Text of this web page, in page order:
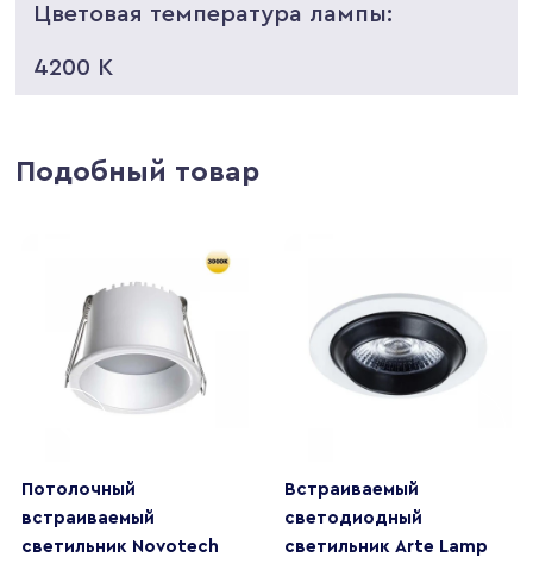
Цветовая температура лампы:
4200 K
Подобный товар
Потолочный
встраиваемый
светильник Novotech
Встраиваемый
светодиодный
светильник Arte Lamp